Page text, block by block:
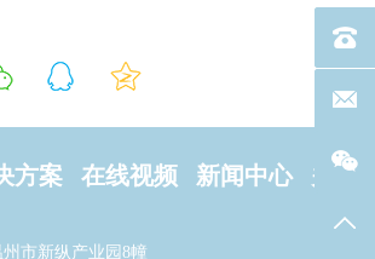
方案 在线视频 新闻中心
关
市新纵产业园8幢
电话
联系
返回